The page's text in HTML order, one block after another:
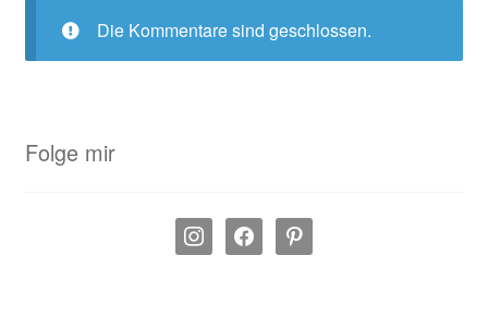
Die Kommentare sind geschlossen.
Folge mir
instagramfacebookpinterest